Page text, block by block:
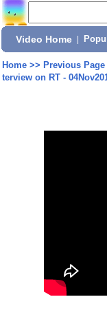
Video Home
Home>> Previous Page
terview on RT -